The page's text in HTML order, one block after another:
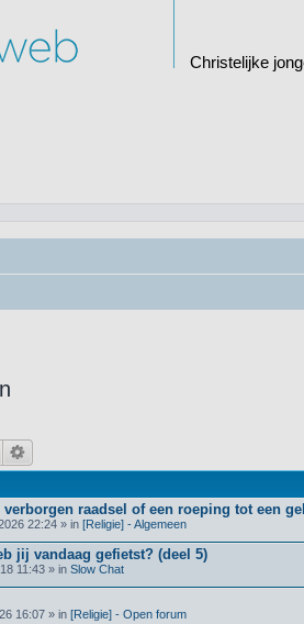
Christelijke
verborgen raadsel of een roeping tot een
22:24 » in [Religie] - Algemeen
jij vandaag gefietst? (deel 5)
11:43 » in Slow Chat
16:07 » in [Religie] - Open forum